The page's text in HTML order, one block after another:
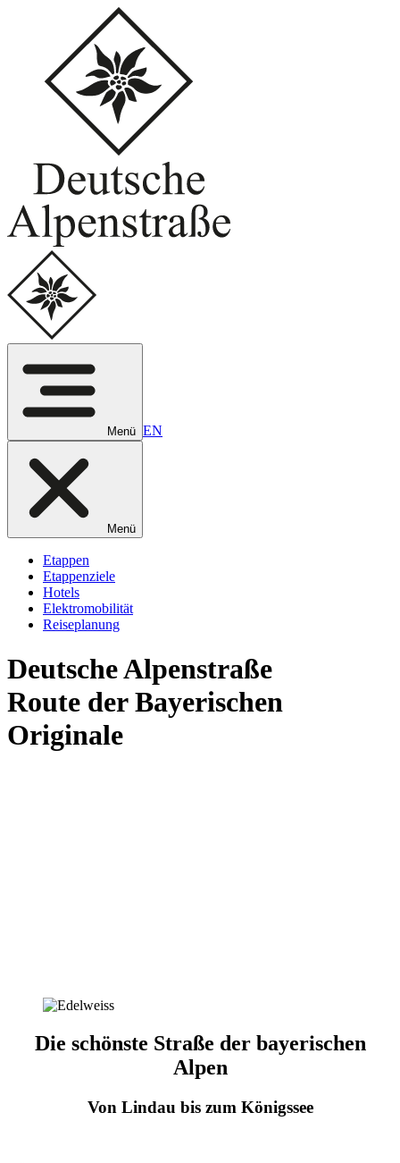
Menü EN
Menü
Etappen
Etappenziele
Hotels
Elektromobilität
Reiseplanung
DeutscheAlpenstraße
Route der Bayerischen
Originale
Die schönste Straße der bayerischen
Alpen
Von Lindau bis zum Königssee